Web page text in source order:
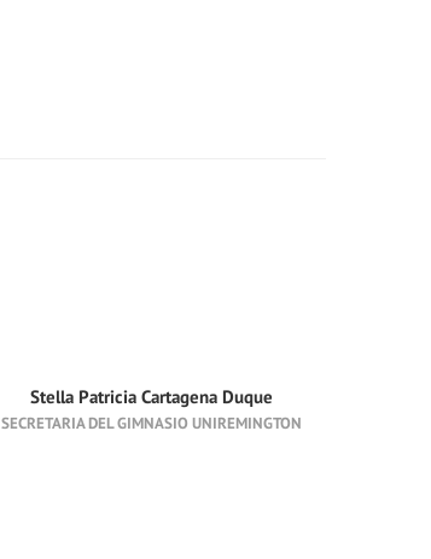
Stella Patricia Cartagena Duque
SECRETARIA DEL GIMNASIO UNIREMINGTON